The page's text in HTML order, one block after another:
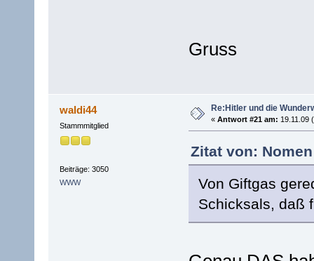
Gruss
waldi44
Stammmitglied
Beiträge: 3050
WWW
Re:Hitler und die
« Antwort #21 am: 19.11.09
Zitat von:
Von Giftgas
Schicksals, daß